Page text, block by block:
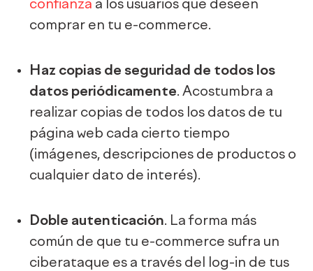
confianza a los usuarios que deseen
comprar en tu e-commerce.
Haz copias de seguridad de todos los
datos periódicamente. Acostumbra a
realizar copias de todos los datos de tu
página web cada cierto tiempo
(imágenes, descripciones de productos o
cualquier dato de interés).
Doble autenticación. La forma más
común de que tu e-commerce sufra un
ciberataque es a través del log-in de tus